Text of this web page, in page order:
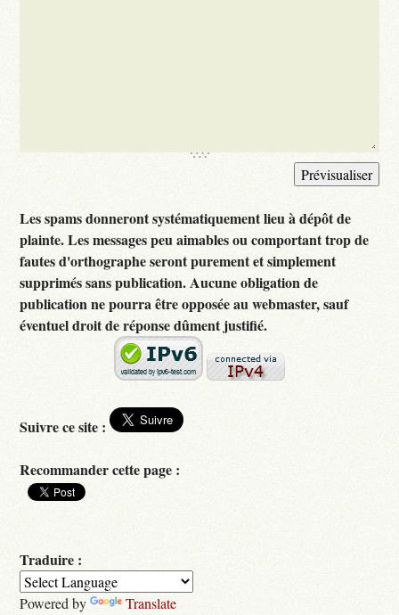
Les spams donneront systématiquement lieu à dépôt de
plainte. Les messages peu aimables ou comportant trop de
fautes d'orthographe seront purement et simplement
supprimés sans publication. Aucune obligation de
publication ne pourra être opposée au webmaster, sauf
éventuel droit de réponse dûment justifié.
Suivre ce site :
Recommander cette page :
Traduire :
Powered by Translate